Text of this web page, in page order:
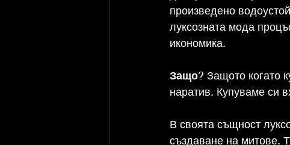
произведено
луксозната мода
икономика.
Защо? Защото когато
наратив. Купуваме си
В своята същност
създаване на митове.